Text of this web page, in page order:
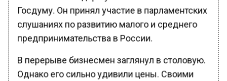
Госдуму. Он принял участие в парламентских
слушаниях по развитию малого и среднего
предпринимательства в России.
В перерыве бизнесмен заглянул в столовую.
Однако его сильно удивили цены. Своими